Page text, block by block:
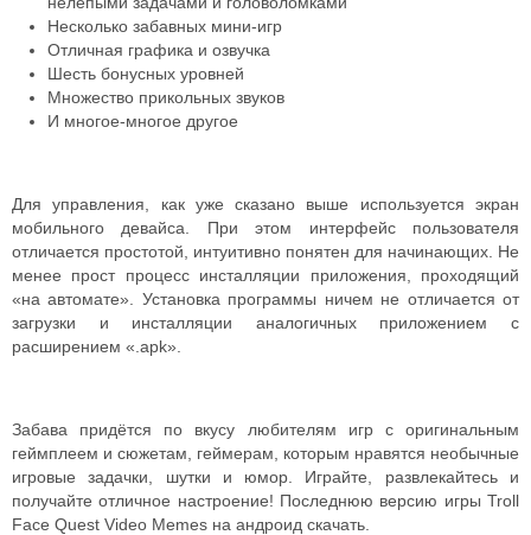
Несколько забавных мини-игр
Отличная графика и озвучка
Шесть бонусных уровней
Множество прикольных звуков
И многое-многое другое
Для управления, как уже сказано выше используется экран
мобильного девайса. При этом интерфейс пользователя
отличается простотой, интуитивно понятен для начинающих. Не
менее прост процесс инсталляции приложения, проходящий
«на автомате». Установка программы ничем не отличается от
загрузки и инсталляции аналогичных приложением с
расширением «.apk».
Забава придётся по вкусу любителям игр с оригинальным
геймплеем и сюжетам, геймерам, которым нравятся необычные
игровые задачки, шутки и юмор. Играйте, развлекайтесь и
получайте отличное настроение! Последнюю версию игры Troll
Face Quest Video Memes на андроид скачать.